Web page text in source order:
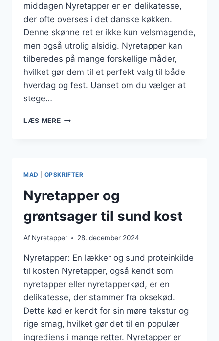
middagen Nyretapper er en delikatesse,
der ofte overses i det danske køkken.
Denne skønne ret er ikke kun velsmagende,
men også utrolig alsidig. Nyretapper kan
tilberedes på mange forskellige måder,
hvilket gør dem til et perfekt valg til både
hverdag og fest. Uanset om du vælger at
stege…
LÆS MERENYRETAPPER
MAD OPSKRIFTER
Nyretapper og
grøntsager til sund kost
Af Nyretapper 28. december 2024
Nyretapper: En lækker og sund proteinkilde
til kosten Nyretapper, også kendt som
nyretapper eller nyretapperkød, er en
delikatesse, der stammer fra oksekød.
Dette kød er kendt for sin møre tekstur og
rige smag, hvilket gør det til en populær
ingrediens i mange retter. Nyretapper er